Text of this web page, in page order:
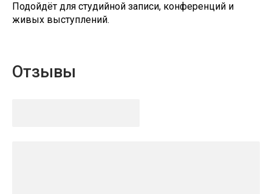
Подойдёт для студийной записи, конференций и
живых выступлений.
Отзывы